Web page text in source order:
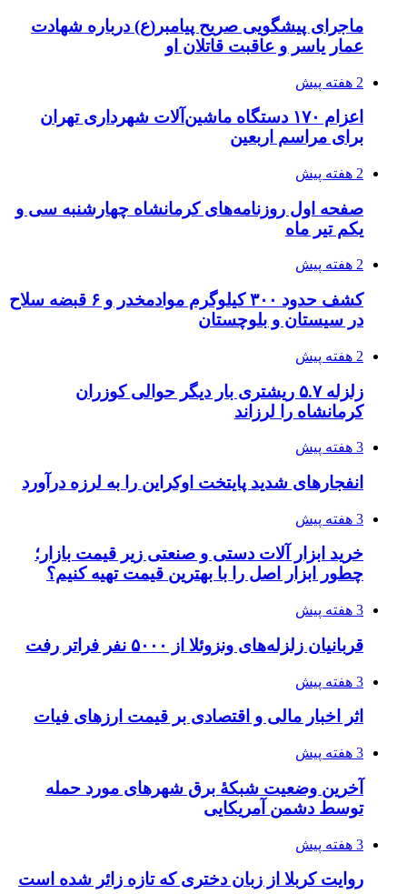
ماجرای پیشگویی صریح پیامبر(ع) درباره شهادت
عمار یاسر و عاقبت قاتلان او
2 هفته پیش
اعزام ۱۷۰ دستگاه ماشین‌آلات شهرداری تهران
برای مراسم اربعین
2 هفته پیش
صفحه اول روزنامه‌های کرمانشاه چهارشنبه سی و
یکم تیر ماه
2 هفته پیش
کشف حدود ۳۰۰ کیلوگرم موادمخدر و ۶ قبضه سلاح
در سیستان و بلوچستان
2 هفته پیش
زلزله ۵.۷ ریشتری بار دیگر حوالی کوزران
کرمانشاه را لرزاند
3 هفته پیش
انفجارهای شدید پایتخت اوکراین را به لرزه درآورد
3 هفته پیش
خرید ابزار آلات دستی و صنعتی زیر قیمت بازار؛
چطور ابزار اصل را با بهترین قیمت تهیه کنیم؟
3 هفته پیش
قربانیان زلزله‌های ونزوئلا از ۵۰۰۰ نفر فراتر رفت
3 هفته پیش
اثر اخبار مالی و اقتصادی بر قیمت ارزهای فیات
3 هفته پیش
آخرین وضعیت شبکۀ برق شهرهای مورد حمله
توسط دشمن آمریکایی
3 هفته پیش
روایت کربلا از زبان دختری که تازه زائر شده است